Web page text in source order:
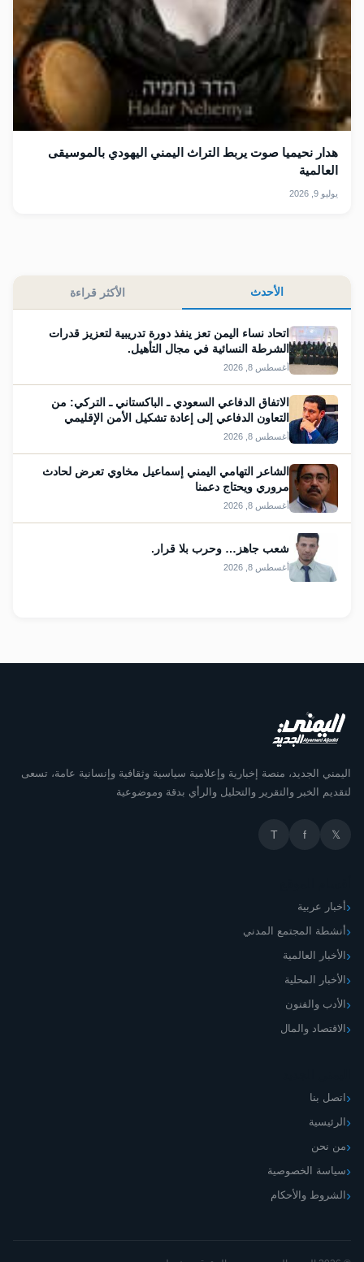
هدار نحيميا صوت يربط التراث اليمني اليهودي بالموسيقى
العالمية
يوليو 9, 2026
الأحدث الأكثر قراءة
اتحاد نساء اليمن تعز ينفذ دورة تدريبية لتعزيز قدرات
الشرطة النسائية في مجال التأهيل.
أغسطس 8, 2026
الاتفاق الدفاعي السعودي ـ الباكستاني ـ التركي: من
التعاون الدفاعي إلى إعادة تشكيل الأمن الإقليمي
أغسطس 8, 2026
الشاعر التهامي اليمني إسماعيل مخاوي تعرض لحادث
مروري ويحتاج دعمنا
أغسطس 8, 2026
شعب جاهز… وحرب بلا قرار.
أغسطس 8, 2026
اليمني الجديد، منصة إخبارية وإعلامية سياسية وثقافية وإنسانية عامة، تسعى
لتقديم الخبر والتقرير والتحليل والرأي بدقة وموضوعية
𝕏
f
T
أخبار عربية
أنشطة المجتمع المدني
الأخبار العالمية
الأخبار المحلية
الأدب والفنون
الاقتصاد والمال
اتصل بنا
الرئيسية
من نحن
سياسة الخصوصية
الشروط والأحكام